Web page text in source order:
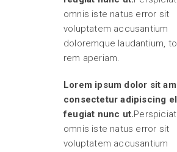
omnis iste natus error sit
voluptatem accusantium
doloremque laudantium,
rem aperiam.
Lorem ipsum dolor sit
consectetur adipiscing
feugiat nunc ut.
omnis iste natus error sit
voluptatem accusantium